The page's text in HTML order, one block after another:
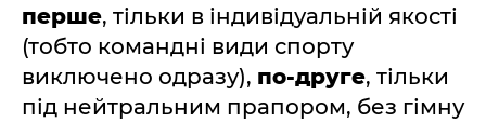
перше, тільки в індивідуальній якості
(тобто командні види спорту
виключено одразу), по-друге, тільки
під нейтральним прапором, без гімну